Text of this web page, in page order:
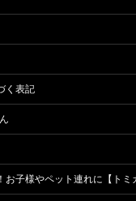
く表記
お子様やペット連れに【トミ